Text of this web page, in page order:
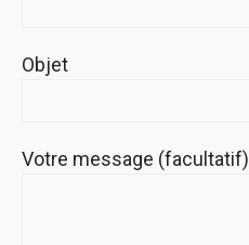
Objet
Votre message (facultatif)